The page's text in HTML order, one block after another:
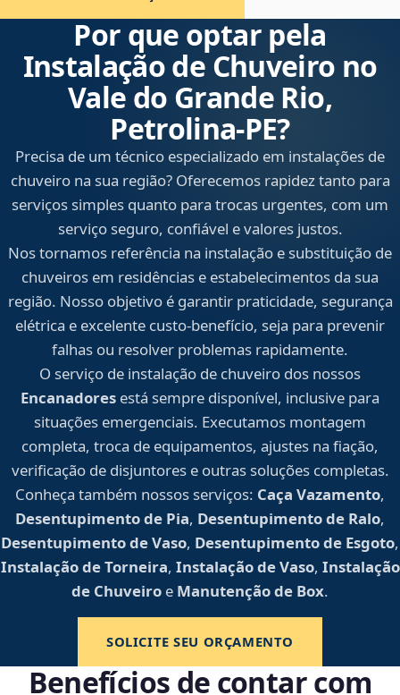
Por que optar pela
Instalação de Chuveiro no
Vale do Grande Rio,
Petrolina‑PE?
Precisa de um técnico especializado em instalações de
chuveiro na sua região? Oferecemos rapidez tanto para
serviços simples quanto para trocas urgentes, com um
serviço seguro, confiável e valores justos.
Nos tornamos referência na instalação e substituição de
chuveiros em residências e estabelecimentos da sua
região. Nosso objetivo é garantir praticidade, segurança
elétrica e excelente custo-benefício, seja para prevenir
falhas ou resolver problemas rapidamente.
O serviço de instalação de chuveiro dos nossos
Encanadores está sempre disponível, inclusive para
situações emergenciais. Executamos montagem
completa, troca de equipamentos, ajustes na fiação,
verificação de disjuntores e outras soluções completas.
Conheça também nossos serviços: Caça Vazamento,
Desentupimento de Pia, Desentupimento de Ralo,
Desentupimento de Vaso, Desentupimento de Esgoto,
Instalação de Torneira, Instalação de Vaso, Instalação
de Chuveiro e Manutenção de Box.
SOLICITE SEU ORÇAMENTO
Benefícios de contar com